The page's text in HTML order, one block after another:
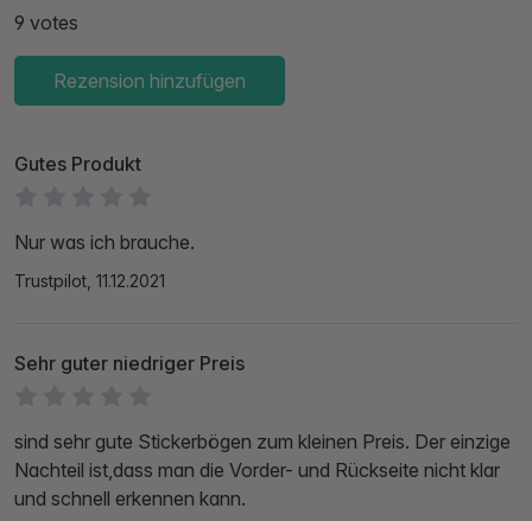
9 votes
Rezension hinzufügen
Gutes Produkt
Nur was ich brauche.
Trustpilot, 11.12.2021
Sehr guter niedriger Preis
sind sehr gute Stickerbögen zum kleinen Preis. Der einzige
Nachteil ist,dass man die Vorder- und Rückseite nicht klar
und schnell erkennen kann.